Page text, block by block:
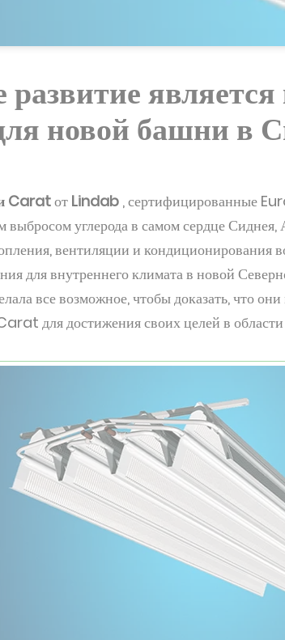
развитие
новой башни в
Caratот Lindab , сертифицированные
выбросом углерода в самом сердце
вентиляции и кондиционирования
для внутреннего климата в новой
все возможное, чтобы доказать, что
для достижения своих целей в